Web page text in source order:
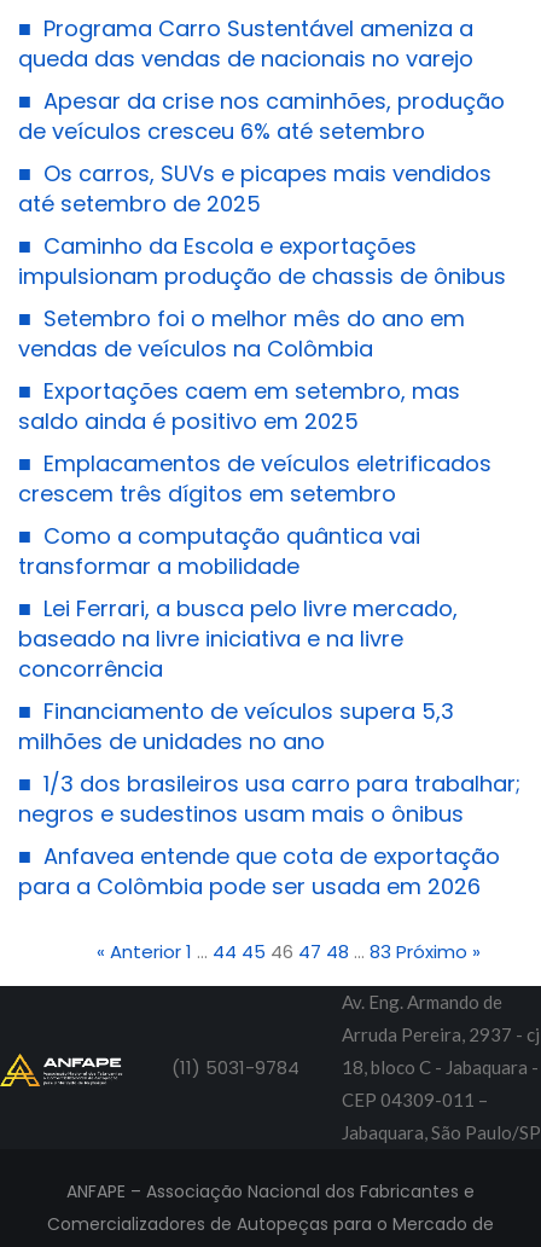
■ Programa Carro Sustentável ameniza a
queda das vendas de nacionais no varejo
■ Apesar da crise nos caminhões, produção
de veículos cresceu 6% até setembro
■ Os carros, SUVs e picapes mais vendidos
até setembro de 2025
■ Caminho da Escola e exportações
impulsionam produção de chassis de ônibus
■ Setembro foi o melhor mês do ano em
vendas de veículos na Colômbia
■ Exportações caem em setembro, mas
saldo ainda é positivo em 2025
■ Emplacamentos de veículos eletrificados
crescem três dígitos em setembro
■ Como a computação quântica vai
transformar a mobilidade
■ Lei Ferrari, a busca pelo livre mercado,
baseado na livre iniciativa e na livre
concorrência
■ Financiamento de veículos supera 5,3
milhões de unidades no ano
■ 1/3 dos brasileiros usa carro para trabalhar;
negros e sudestinos usam mais o ônibus
■ Anfavea entende que cota de exportação
para a Colômbia pode ser usada em 2026
« Anterior1 … 44 45 46 47 48 … 83 Próximo »
(11) 5031-9784
Av. Eng. Armando de
Arruda Pereira, 2937 - cj
18, bloco C - Jabaquara -
CEP 04309-011 –
Jabaquara, São Paulo/SP
ANFAPE – Associação Nacional dos Fabricantes e
Comercializadores de Autopeças para o Mercado de